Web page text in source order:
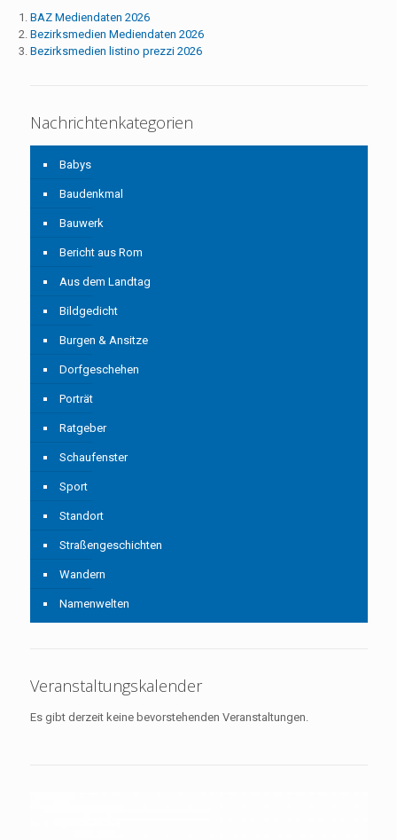
BAZ Mediendaten 2026
Bezirksmedien Mediendaten 2026
Bezirksmedien listino prezzi 2026
Nachrichtenkategorien
Babys
Baudenkmal
Bauwerk
Bericht aus Rom
Aus dem Landtag
Bildgedicht
Burgen & Ansitze
Dorfgeschehen
Porträt
Ratgeber
Schaufenster
Sport
Standort
Straßengeschichten
Wandern
Namenwelten
Veranstaltungskalender
Es gibt derzeit keine bevorstehenden Veranstaltungen.